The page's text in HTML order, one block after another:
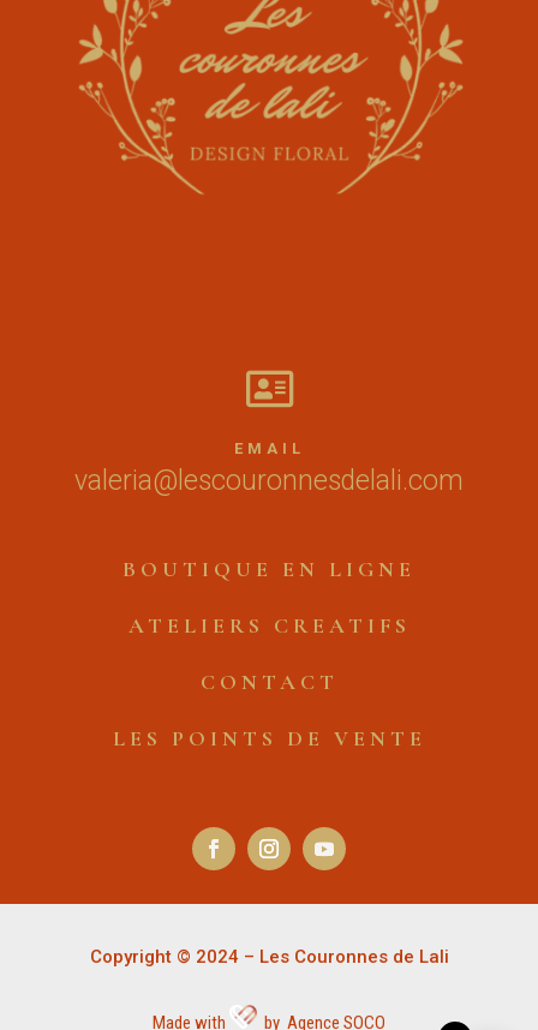

EMAIL
valeria@lescouronnesdelali.com
BOUTIQUE EN LIGNE
ATELIERS CREATIFS
CONTACT
LES POINTS DE VENTE
Copyright © 2024 – Les Couronnes de Lali
Made with by Agence SOCO